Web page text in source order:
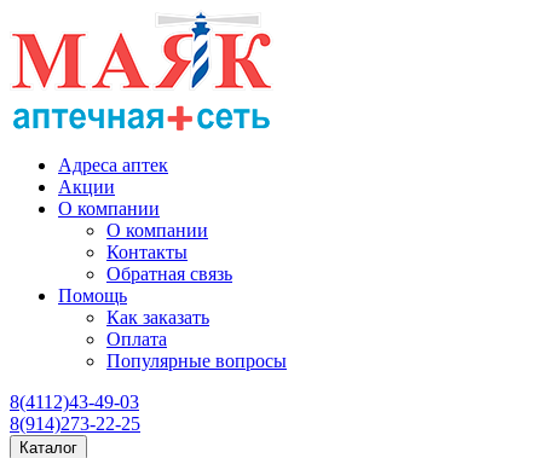
Адреса аптек
Акции
О компании
О компании
Контакты
Обратная связь
Помощь
Как заказать
Оплата
Популярные вопросы
8(4112)43-49-03
8(914)273-22-25
Каталог